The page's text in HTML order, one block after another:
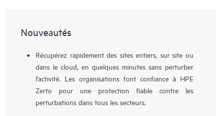
Nouveautés
Récupérez rapidement des sites entiers, sur site ou
dans le cloud, en quelques minutes sans perturber
l'activité. Les organisations font confiance à HPE
Zerto pour une protection fiable contre les
perturbations dans tous les secteurs.